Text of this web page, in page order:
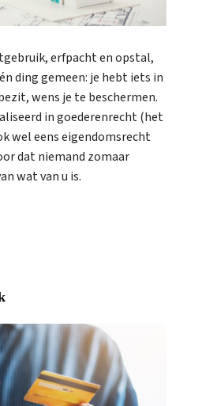
erfpacht en opstal,
ding gemeen: je hebt iets in
wens je te beschermen.
in goederenrecht (het
wel eens eigendomsrecht
dat niemand zomaar
wat van u is.